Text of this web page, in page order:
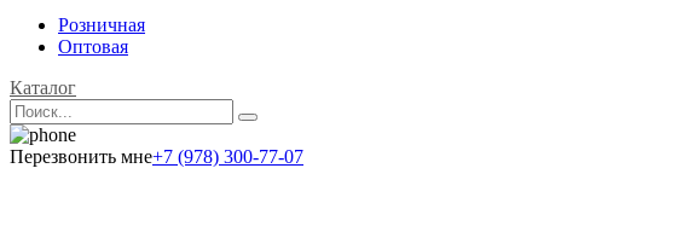
Розничная
Оптовая
Каталог
Перезвонить мне+7 (978) 300-77-07